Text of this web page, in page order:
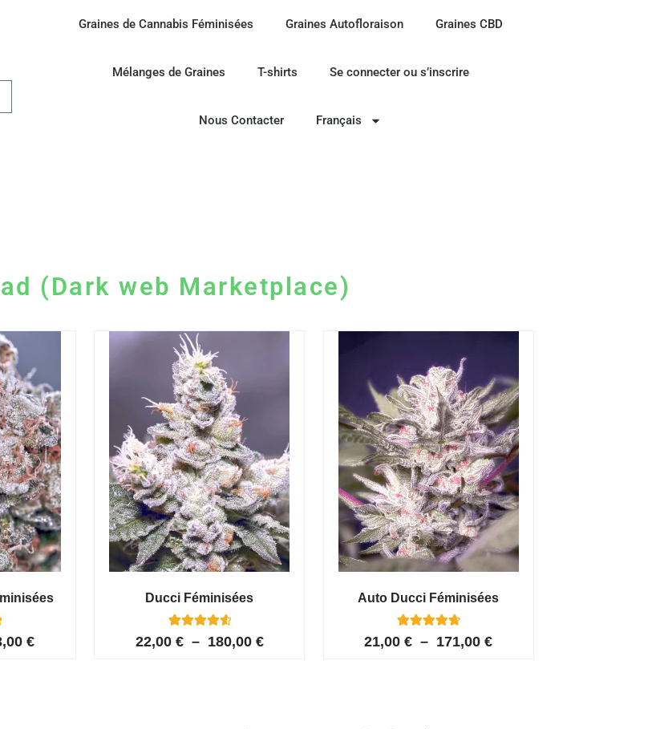
Graines de Cannabis Féminisées Graines Autofloraison Graines CBD
Mélanges de Graines T-shirts Se connecter ou s’inscrire
Nous Contacter Français
(Dark web Marketplace)
€
Ducci Féminisées
6
22,00 € – 180,00 €
Auto Ducci Féminisées
Noté
4
21,00€ – 171,00€